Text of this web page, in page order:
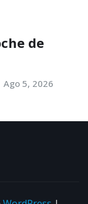
de
Ago 5, 2026